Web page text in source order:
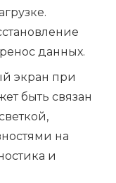
данных.
экран при
быть связан
на
и